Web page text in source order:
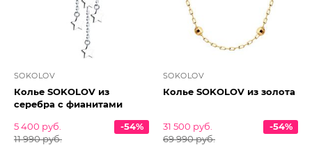
SOKOLOV
Колье SOKOLOV из
серебра с фианитами
5 400 руб.
11 990 руб.
-54%
SOKOLOV
Колье SOKOLOV из золота
31 500 руб.
69 990 руб.
-54%